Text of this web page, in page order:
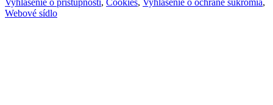
Vyhlásenie o prístupnosti, Cookies, Vyhlásenie o ochrane súkromia,
Webové sídlo